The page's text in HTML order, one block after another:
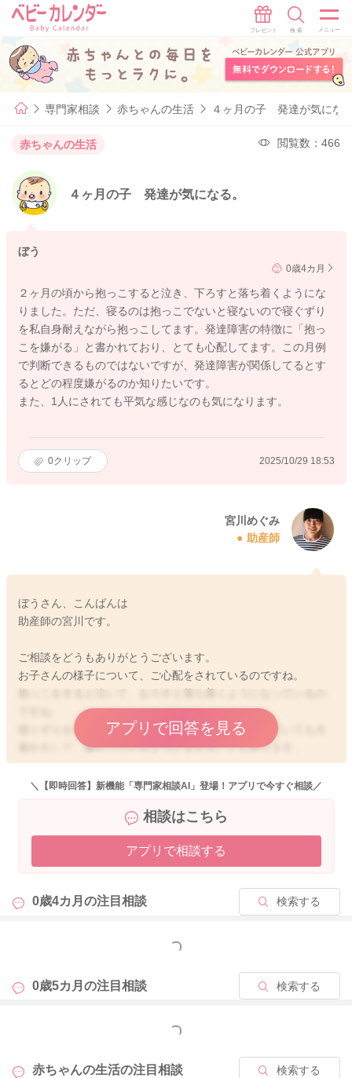
専門家相談 赤ちゃんの生活 ４ヶ月の子 発達が気にな
赤ちゃんの生活 閲覧数：466
４ヶ月の子 発達が気になる。
ぼう
0歳4カ月
２ヶ月の頃から抱っこすると泣き、下ろすと落ち着くようにな
りました。ただ、寝るのは抱っこでないと寝ないので寝ぐずり
を私自身耐えながら抱っこしてます。発達障害の特徴に「抱っ
こを嫌がる」と書かれており、とても心配してます。この月例
で判断できるものではないですが、発達障害が関係してるとす
るとどの程度嫌がるのか知りたいです。
また、1人にされても平気な感じなのも気になります。
0クリップ 2025/10/29 18:53
宮川めぐみ
助産師
ぼうさん、こんばんは
助産師の宮川です。
ご相談をどうもありがとうございます。
お子さんの様子について、ご心配をされているのですね。
寝ぐずりをしている時、夜泣きの時など抱っこをしていても大
暴れをして、嫌がっているように見せることもあります。
実際のお子さんの様子がわからないのと、発達の専門家ではな
度、その評価などのお返事が難しくなってしまいます。
不安に感じておられる中をせっかくご相談くださっているの
1人にされても平気な感じともかかれていました。
アプリで回答を見る
2025/10/29 21:32
＼【即時回答】新機能「専門家相談AI」登場！アプリで今すぐ相談／
相談はこちら
アプリで相談する
0歳4カ月の注目相談 検索する
もっと見る
0歳5カ月の注目相談 検索する
もっと見る
赤ちゃんの生活の注目相談 検索する